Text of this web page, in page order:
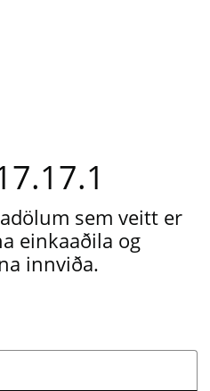
sem veitt er
einkaaðila og
innviða.